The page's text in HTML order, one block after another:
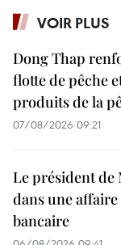
VOIR PLUS
Dong Thap
flotte de pêche
produits de la
07/08/2026 09:21
Le président
dans une
bancaire